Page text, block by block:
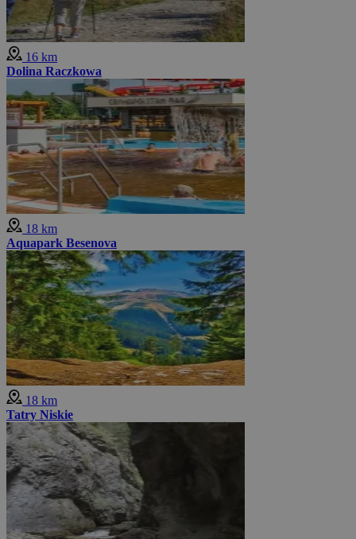
16 km
Dolina Raczkowa
18 km
Aquapark Besenova
18 km
Tatry Niskie